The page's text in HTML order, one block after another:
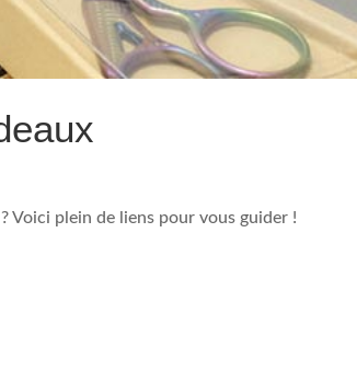
Voici plein de liens pour vous guider !